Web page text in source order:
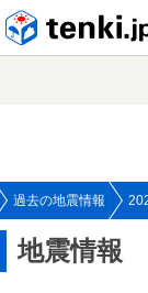
過去の地震情報
地震情報